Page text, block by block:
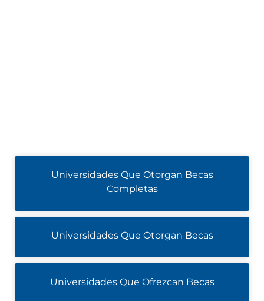
Universidades Que Otorgan Becas
Completas
Universidades Que Otorgan Becas
Universidades Que Ofrezcan Becas